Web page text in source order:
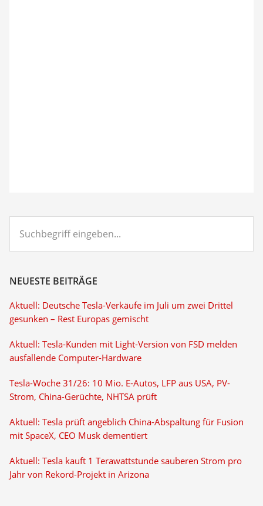
eingeben...
NEUESTE BEITRÄGE
Aktuell: Deutsche Tesla-Verkäufe im Juli um zwei Drittel
gesunken – Rest Europas gemischt
Aktuell: Tesla-Kunden mit Light-Version von FSD melden
ausfallende Computer-Hardware
Tesla-Woche 31/26: 10 Mio. E-Autos, LFP aus USA, PV-
Strom, China-Gerüchte, NHTSA prüft
Aktuell: Tesla prüft angeblich China-Abspaltung für Fusion
mit SpaceX, CEO Musk dementiert
Aktuell: Tesla kauft 1 Terawattstunde sauberen Strom pro
Jahr von Rekord-Projekt in Arizona